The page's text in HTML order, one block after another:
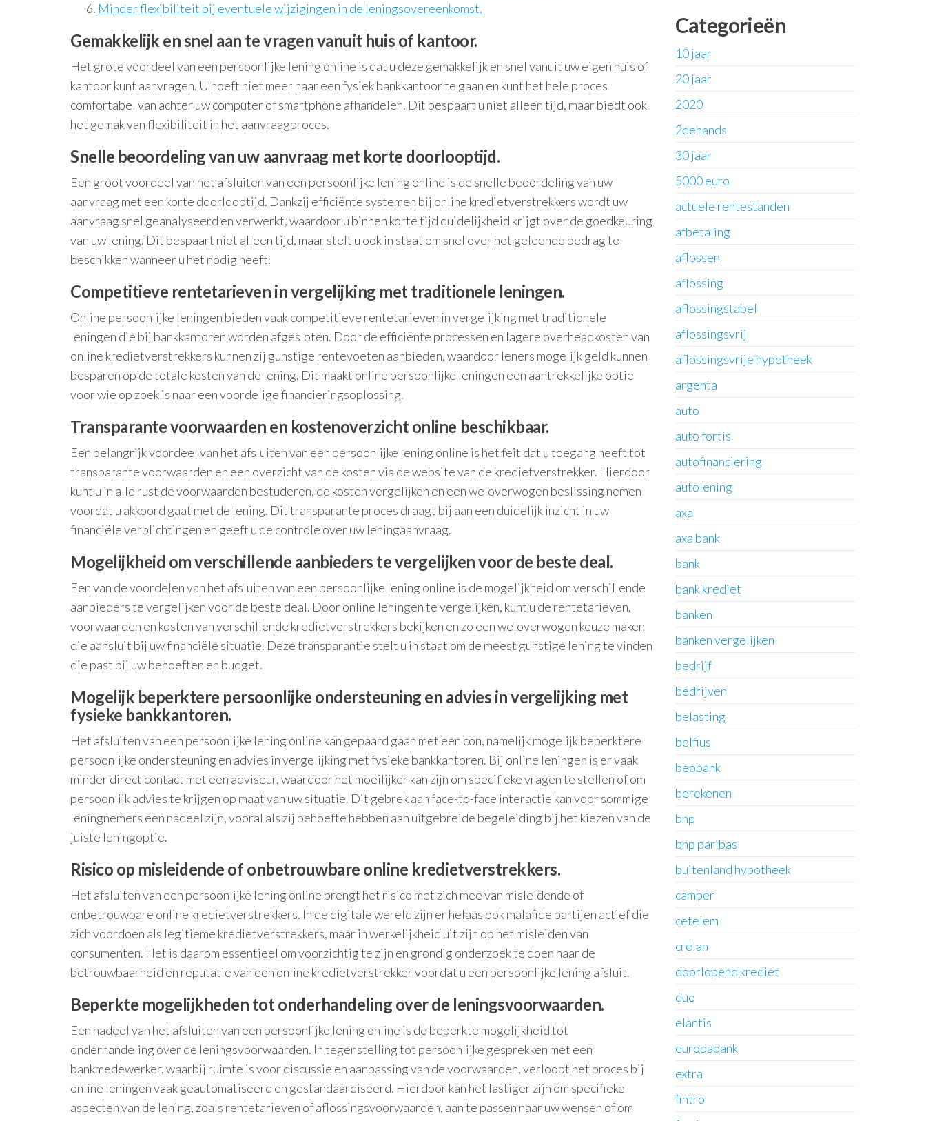
Minder flexibiliteit bij eventuele wijzigingen in de leningsovereenkomst.
Gemakkelijk en snel aan te vragen vanuit huis of kantoor.
Het grote voordeel van een persoonlijke lening online is dat u deze gemakkelijk en snel vanuit uw eigen huis of
kantoor kunt aanvragen. U hoeft niet meer naar een fysiek bankkantoor te gaan en kunt het hele proces
comfortabel van achter uw computer of smartphone afhandelen. Dit bespaart u niet alleen tijd, maar biedt ook
het gemak van flexibiliteit in het aanvraagproces.
Snelle beoordeling van uw aanvraag met korte doorlooptijd.
Een groot voordeel van het afsluiten van een persoonlijke lening online is de snelle beoordeling van uw
aanvraag met een korte doorlooptijd. Dankzij efficiënte systemen bij online kredietverstrekkers wordt uw
aanvraag snel geanalyseerd en verwerkt, waardoor u binnen korte tijd duidelijkheid krijgt over de goedkeuring
van uw lening. Dit bespaart niet alleen tijd, maar stelt u ook in staat om snel over het geleende bedrag te
beschikken wanneer u het nodig heeft.
Competitieve rentetarieven in vergelijking met traditionele leningen.
Online persoonlijke leningen bieden vaak competitieve rentetarieven in vergelijking met traditionele
leningen die bij bankkantoren worden afgesloten. Door de efficiënte processen en lagere overheadkosten van
online kredietverstrekkers kunnen zij gunstige rentevoeten aanbieden, waardoor leners mogelijk geld kunnen
besparen op de totale kosten van de lening. Dit maakt online persoonlijke leningen een aantrekkelijke optie
voor wie op zoek is naar een voordelige financieringsoplossing.
Transparante voorwaarden en kostenoverzicht online beschikbaar.
Een belangrijk voordeel van het afsluiten van een persoonlijke lening online is het feit dat u toegang heeft tot
transparante voorwaarden en een overzicht van de kosten via de website van de kredietverstrekker. Hierdoor
kunt u in alle rust de voorwaarden bestuderen, de kosten vergelijken en een weloverwogen beslissing nemen
voordat u akkoord gaat met de lening. Dit transparante proces draagt bij aan een duidelijk inzicht in uw
financiële verplichtingen en geeft u de controle over uw leningaanvraag.
Mogelijkheid om verschillende aanbieders te vergelijken voor de beste deal.
Een van de voordelen van het afsluiten van een persoonlijke lening online is de mogelijkheid om verschillende
aanbieders te vergelijken voor de beste deal. Door online leningen te vergelijken, kunt u de rentetarieven,
voorwaarden en kosten van verschillende kredietverstrekkers bekijken en zo een weloverwogen keuze maken
die aansluit bij uw financiële situatie. Deze transparantie stelt u in staat om de meest gunstige lening te vinden
die past bij uw behoeften en budget.
Mogelijk beperktere persoonlijke ondersteuning en advies in vergelijking met
fysieke bankkantoren.
Het afsluiten van een persoonlijke lening online kan gepaard gaan met een con, namelijk mogelijk beperktere
persoonlijke ondersteuning en advies in vergelijking met fysieke bankkantoren. Bij online leningen is er vaak
minder direct contact met een adviseur, waardoor het moeilijker kan zijn om specifieke vragen te stellen of om
persoonlijk advies te krijgen op maat van uw situatie. Dit gebrek aan face-to-face interactie kan voor sommige
leningnemers een nadeel zijn, vooral als zij behoefte hebben aan uitgebreide begeleiding bij het kiezen van de
juiste leningoptie.
Risico op misleidende of onbetrouwbare online kredietverstrekkers.
Het afsluiten van een persoonlijke lening online brengt het risico met zich mee van misleidende of
onbetrouwbare online kredietverstrekkers. In de digitale wereld zijn er helaas ook malafide partijen actief die
zich voordoen als legitieme kredietverstrekkers, maar in werkelijkheid uit zijn op het misleiden van
consumenten. Het is daarom essentieel om voorzichtig te zijn en grondig onderzoek te doen naar de
betrouwbaarheid en reputatie van een online kredietverstrekker voordat u een persoonlijke lening afsluit.
Beperkte mogelijkheden tot onderhandeling over de leningsvoorwaarden.
Een nadeel van het afsluiten van een persoonlijke lening online is de beperkte mogelijkheid tot
onderhandeling over de leningsvoorwaarden. In tegenstelling tot persoonlijke gesprekken met een
bankmedewerker, waarbij ruimte is voor discussie en aanpassing van de voorwaarden, verloopt het proces bij
online leningen vaak geautomatiseerd en gestandaardiseerd. Hierdoor kan het lastiger zijn om specifieke
aspecten van de lening, zoals rentetarieven of aflossingsvoorwaarden, aan te passen naar uw wensen of om
Categorieën
10 jaar
20 jaar
2020
2dehands
30 jaar
5000 euro
actuele rentestanden
afbetaling
aflossen
aflossing
aflossingstabel
aflossingsvrij
aflossingsvrije hypotheek
argenta
auto
auto fortis
autofinanciering
autolening
axa
axa bank
bank
bank krediet
banken
banken vergelijken
bedrijf
bedrijven
belasting
belfius
beobank
berekenen
bnp
bnp paribas
buitenland hypotheek
camper
cetelem
crelan
doorlopend krediet
duo
elantis
europabank
extra
fintro